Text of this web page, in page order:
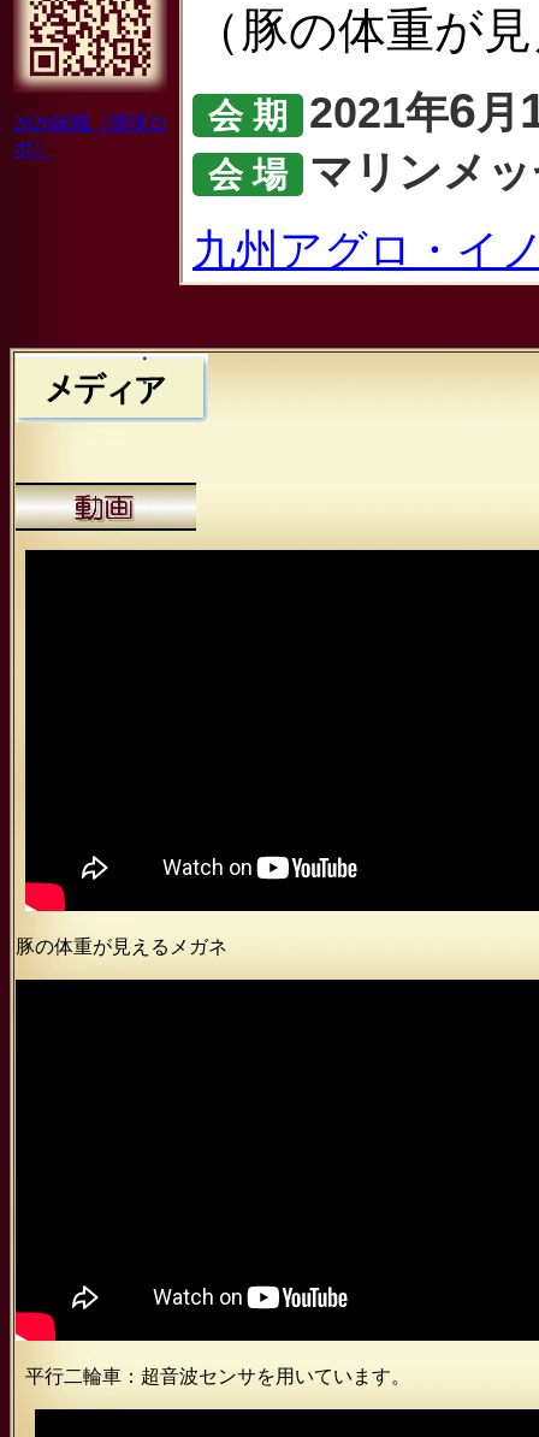
2020就職（環境ロ
ボ）
豚の体重が見えるメガネ AIと
平行二輪車：超音波センサを用いてい